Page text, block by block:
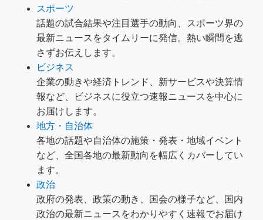
スポーツ
話題の試合結果や注目選手の動向、スポーツ界の
最新ニュースをタイムリーに発信。熱い瞬間を逃
さずお伝えします。
ビジネス
企業の動きや経済トレンド、新サービスや決算情
報など、ビジネスに役立つ速報ニュースを中心に
お届けします。
地方・自治体
各地の話題や自治体の施策・発表・地域イベント
など、全国各地の最新動向を幅広くカバーしてい
ます。
政治
政府の発表、政策の動き、国会の様子など、国内
政治の最新ニュースをわかりやすく速報でお届け